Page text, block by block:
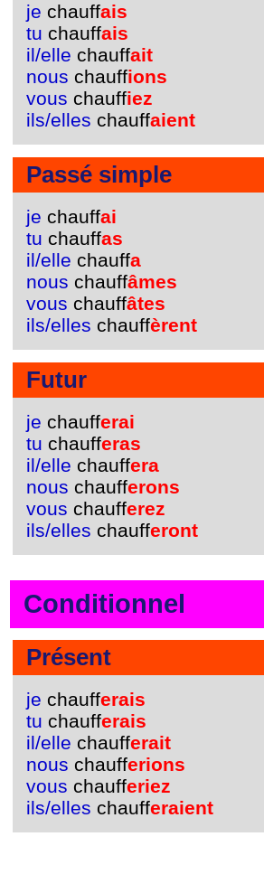
je chauffais
tu chauffais
il/elle chauffait
nous chauffions
vous chauffiez
ils/elles chauffaient
Passé simple
je chauffai
tu chauffas
il/elle chauffa
nous chauffâmes
vous chauffâtes
ils/elles chauffèrent
Futur
je chaufferai
tu chaufferas
il/elle chauffera
nous chaufferons
vous chaufferez
ils/elles chaufferont
Conditionnel
Présent
je chaufferais
tu chaufferais
il/elle chaufferait
nous chaufferions
vous chaufferiez
ils/elles chaufferaient